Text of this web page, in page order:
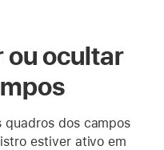
ou ocultar
dos campos
estiver ativo em